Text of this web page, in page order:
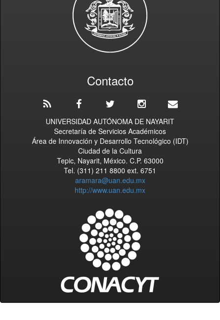
Contacto
UNIVERSIDAD AUTÓNOMA DE NAYARIT
Secretaría de Servicios Académicos
Área de Innovación y Desarrollo Tecnológico (IDT)
Ciudad de la Cultura
Tepic, Nayarit, México. C.P. 63000
Tel. (311) 211 8800 ext. 6751
aramara@uan.edu.mx
http://www.uan.edu.mx